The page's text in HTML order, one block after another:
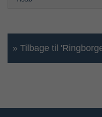
» Tilbage til